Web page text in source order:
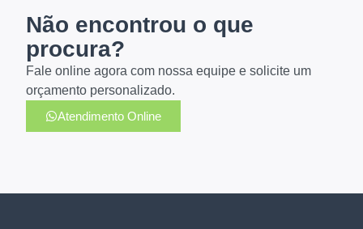
Não encontrou o que
procura?
Fale online agora com nossa equipe e solicite um
orçamento personalizado.
Atendimento Online